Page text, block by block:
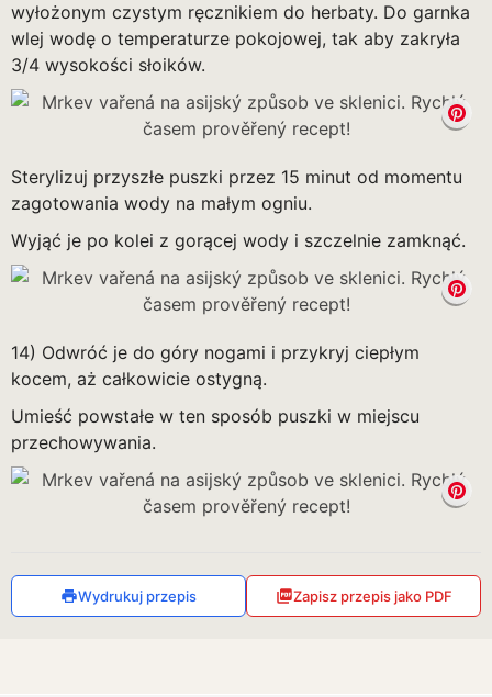
wyłożonym czystym ręcznikiem do herbaty. Do garnka
wlej wodę o temperaturze pokojowej, tak aby zakryła
3/4 wysokości słoików.
Sterylizuj przyszłe puszki przez 15 minut od momentu
zagotowania wody na małym ogniu.
Wyjąć je po kolei z gorącej wody i szczelnie zamknąć.
14) Odwróć je do góry nogami i przykryj ciepłym
kocem, aż całkowicie ostygną.
Umieść powstałe w ten sposób puszki w miejscu
przechowywania.
Wydrukuj przepis Zapisz przepis jako PDF